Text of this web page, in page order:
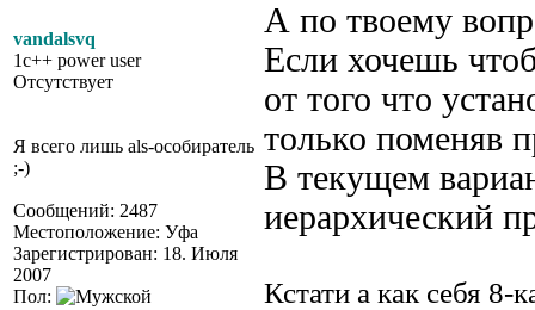
vandalsvq
1c++ power user
Отсутствует
Я всего лишь als-особиратель
;-)
Сообщений: 2487
Местоположение: Уфа
Зарегистрирован: 18. Июля
2007
Пол:
А по твоему
Если хочешь
от того что
только поменяв
В текущем
иерархический
Кстати а как себя 8-